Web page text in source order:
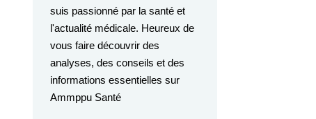
suis passionné par la santé et
l'actualité médicale. Heureux de
vous faire découvrir des
analyses, des conseils et des
informations essentielles sur
Ammppu Santé